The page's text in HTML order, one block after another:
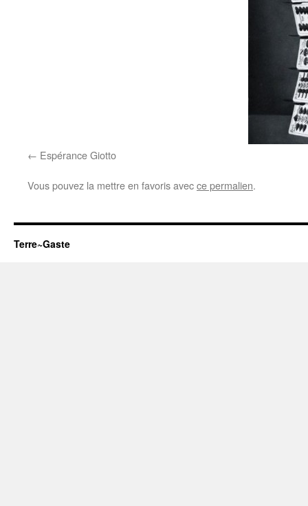
Espérance Giotto
Vous pouvez la mettre en favoris avecce permalien.
Terre~Gaste